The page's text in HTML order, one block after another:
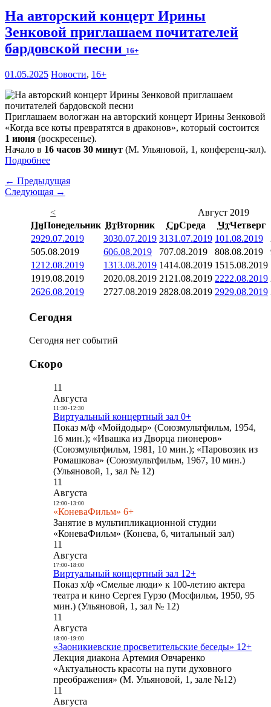
На авторский концерт Ирины
Зенковой приглашаем почитателей
бардовской песни 16+
01.05.2025 Новости, 16+
Приглашаем вологжан на авторский концерт Ирины Зенковой
«Когда все коты превратятся в драконов», который состоится
1 июня (воскресенье).
Начало в 16 часов 30 минут (М. Ульяновой, 1, конференц-зал).
Подробнее
← Предыдущая
Следующая →
<
Август 2019
ПнПонедельник ВтВторник СрСреда ЧтЧетверг
2929.07.2019 3030.07.2019 3131.07.2019 101.08.2019
505.08.2019 606.08.2019 707.08.2019 808.08.2019
1212.08.2019 1313.08.2019 1414.08.2019 1515.08.2019
1919.08.2019 2020.08.2019 21 21.08.2019 2222.08.2019
2626.08.2019 2727.08.2019 2828.08.2019 2929.08.2019
Сегодня
Сегодня нет событий
Скоро
11
Августа
11:30- 12:30
Виртуальный концертный зал 0+
Показ м/ф «Мойдодыр» (Союзмультфильм, 1954,
16 мин.); «Ивашка из Дворца пионеров»
(Союзмультфильм, 1981, 10 мин.); «Паровозик из
Ромашкова» (Союзмультфильм, 1967, 10 мин.)
(Ульяновой, 1, зал № 12)
11
Августа
12:00- 13:00
«КоневаФильм» 6+
Занятие в мультипликационной студии
«КоневаФильм» (Конева, 6, читальный зал)
11
Августа
17:00- 18:00
Виртуальный концертный зал 12+
Показ х/ф «Смелые люди» к 100-летию актера
театра и кино Сергея Гурзо (Мосфильм, 1950, 95
мин.) (Ульяновой, 1, зал № 12)
11
Августа
18:00- 19:00
«Заоникиевские просветительские беседы» 12+
Лекция диакона Артемия Овчаренко
«Актуальность красоты на пути духовного
преображения» (М. Ульяновой, 1, зале №12)
11
Августа